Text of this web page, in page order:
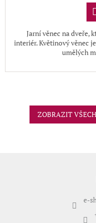
Jarní věnec na dveře,
interiér.Květinový věnec
umělých
ZOBRAZIT
e-